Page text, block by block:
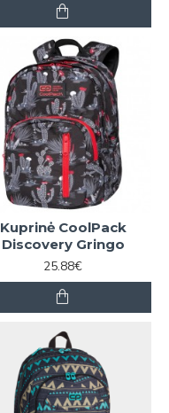
Kuprinė CoolPack
Discovery Gringo
25.88€